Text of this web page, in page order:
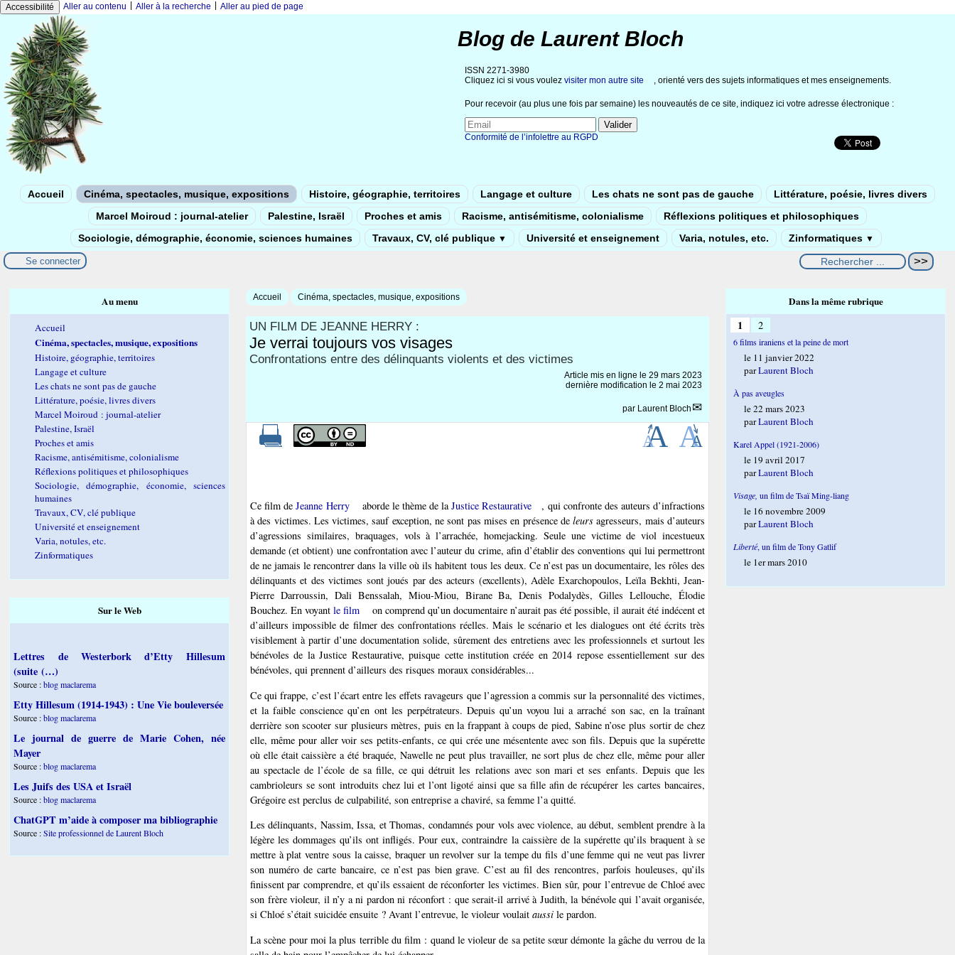
Accessibilité Aller au contenu Aller à la recherche Aller au pied de page
Blog de Laurent Bloch
ISSN 2271-3980
Cliquez ici si vous voulez visiter mon autre site , orienté vers des sujets informatiques et mes enseignements.
Pour recevoir (au plus une fois par semaine) les nouveautés de ce site, indiquez ici votre adresse électronique :
Conformité de l’infolettre au RGPD
Accueil Cinéma, spectacles, musique, expositions Histoire, géographie, territoires Langage et culture Les chats ne sont pas de gauche
Littérature, poésie, livres divers
Marcel Moiroud : journal-atelier
Palestine, Israël Proches et amis Racisme, antisémitisme, colonialisme
Réflexions politiques et philosophiques
Sociologie, démographie, économie, sciences humaines
Travaux, CV, clé publique ▼ Université et enseignement Varia, notules, etc. Zinformatiques ▼
Se connecter
Accueil Cinéma, spectacles, musique, expositions
UN FILM DE JEANNE HERRY :
Je verrai toujours vos visages
Confrontations entre des délinquants violents et des victimes
Article mis en ligne le 29 mars 2023
dernière modification le 2 mai 2023
par Laurent Bloch
Ce film deJeanne Herry aborde le thème de laJustice Restaurative
, qui confronte des auteurs d’infractions
à des victimes. Les victimes, sauf exception, ne sont pas mises en présence deleurs agresseurs, mais d’auteurs
d’agressions similaires, braquages, vols à l’arrachée, homejacking. Seule une victime de viol incestueux
demande (et obtient) une confrontation avec l’auteur du crime, afin d’établir des conventions qui lui permettront
de ne jamais le rencontrer dans la ville où ils habitent tous les deux. Ce n’est pas un documentaire, les rôles des
délinquants et des victimes sont joués par des acteurs (excellents), Adèle Exarchopoulos, Leïla Bekhti, Jean-
Pierre Darroussin, Dali Benssalah, Miou-Miou, Birane Ba, Denis Podalydès, Gilles Lellouche, Élodie
Bouchez. En voyant le film
on comprend qu’un documentaire n’aurait pas été possible, il aurait été indécent et
d’ailleurs impossible de filmer des confrontations réelles. Mais le scénario et les dialogues ont été écrits très
visiblement à partir d’une documentation solide, sûrement des entretiens avec les professionnels et surtout les
bénévoles de la Justice Restaurative, puisque cette institution créée en 2014 repose essentiellement sur des
bénévoles, qui prennent d’ailleurs des risques moraux considérables...
Ce qui frappe, c’est l’écart entre les effets ravageurs que l’agression a commis sur la personnalité des victimes,
et la faible conscience qu’en ont les perpétrateurs. Depuis qu’un voyou lui a arraché son sac, en la traînant
derrière son scooter sur plusieurs mètres, puis en la frappant à coups de pied, Sabine n’ose plus sortir de chez
elle, même pour aller voir ses petits-enfants, ce qui crée une mésentente avec son fils. Depuis que la supérette
où elle était caissière a été braquée, Nawelle ne peut plus travailler, ne sort plus de chez elle, même pour aller
au spectacle de l’école de sa fille, ce qui détruit les relations avec son mari et ses enfants. Depuis que les
cambrioleurs se sont introduits chez lui et l’ont ligoté ainsi que sa fille afin de récupérer les cartes bancaires,
Grégoire est perclus de culpabilité, son entreprise a chaviré, sa femme l’a quitté.
Les délinquants, Nassim, Issa, et Thomas, condamnés pour vols avec violence, au début, semblent prendre à la
légère les dommages qu’ils ont infligés. Pour eux, contraindre la caissière de la supérette qu’ils braquent à se
mettre à plat ventre sous la caisse, braquer un revolver sur la tempe du fils d’une femme qui ne veut pas livrer
son numéro de carte bancaire, ce n’est pas bien grave. C’est au fil des rencontres, parfois houleuses, qu’ils
finissent par comprendre, et qu’ils essaient de réconforter les victimes. Bien sûr, pour l’entrevue de Chloé avec
son frère violeur, il n’y a ni pardon ni réconfort : que serait-il arrivé à Judith, la bénévole qui l’avait organisée,
si Chloé s’était suicidée ensuite ? Avant l’entrevue, le violeur voulait aussi le pardon.
La scène pour moi la plus terrible du film : quand le violeur de sa petite sœur démonte la gâche du verrou de la
Au menu
Accueil
Cinéma, spectacles, musique, expositions
Histoire, géographie, territoires
Langage et culture
Les chats ne sont pas de gauche
Littérature, poésie, livres divers
Marcel Moiroud : journal-atelier
Palestine, Israël
Proches et amis
Racisme, antisémitisme, colonialisme
Réflexions politiques et philosophiques
Sociologie, démographie, économie, sciences
humaines
Travaux, CV, clé publique
Université et enseignement
Varia, notules, etc.
Zinformatiques
Sur le Web
Lettres de Westerbork d’Etty Hillesum
(suite (…)
Source :blog maclarema
Etty Hillesum (1914-1943) : Une Vie bouleversée
Source :blog maclarema
Le journal de guerre de Marie Cohen, née
Mayer
Source :blog maclarema
Les Juifs des USA et Israël
Source :blog maclarema
ChatGPT m’aide à composer ma bibliographie
Source :Site professionnel de Laurent Bloch
Dans la même rubrique
1 2
6 films iraniens et la peine de mort
le 11 janvier 2022
parLaurent Bloch
À pas aveugles
le 22 mars 2023
parLaurent Bloch
Karel Appel (1921-2006)
le 19 avril 2017
parLaurent Bloch
Visage, un film de Tsaï Ming-liang
le 16 novembre 2009
parLaurent Bloch
Liberté, un film de Tony Gatlif
le 1er mars 2010